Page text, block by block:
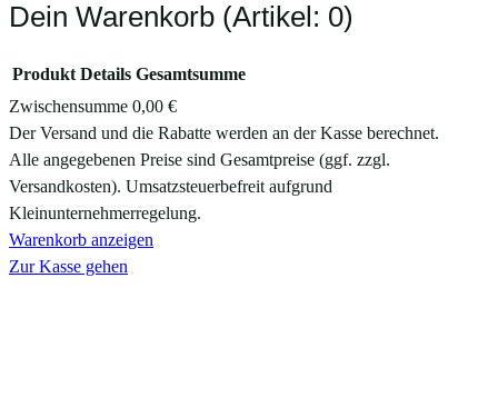
Dein Warenkorb (Artikel: 0)
Produkte
im
Warenkorb
Produkt Details Gesamtsumme
Zwischensumme 0,00 €
Der Versand und die Rabatte werden an der Kasse berechnet.
Alle angegebenen Preise sind Gesamtpreise (ggf. zzgl.
Versandkosten). Umsatzsteuerbefreit aufgrund
Kleinunternehmerregelung.
Warenkorb anzeigen
Zur Kasse gehen